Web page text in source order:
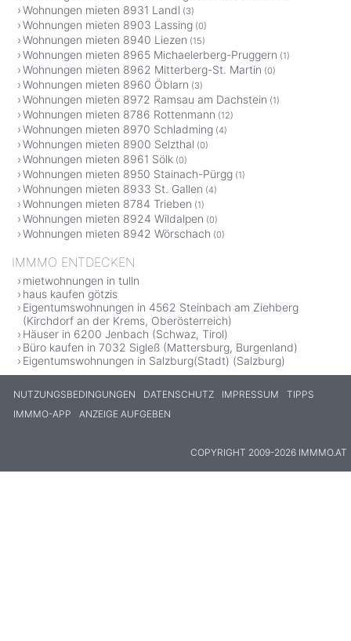
Wohnungen mieten 8931 Landl (3)
Wohnungen mieten 8903 Lassing (0)
Wohnungen mieten 8940 Liezen (15)
Wohnungen mieten 8965 Michaelerberg-Pruggern (1)
Wohnungen mieten 8962 Mitterberg-St. Martin (0)
Wohnungen mieten 8960 Öblarn (3)
Wohnungen mieten 8972 Ramsau am Dachstein (1)
Wohnungen mieten 8786 Rottenmann (12)
Wohnungen mieten 8970 Schladming (4)
Wohnungen mieten 8900 Selzthal (0)
Wohnungen mieten 8961 Sölk (0)
Wohnungen mieten 8950 Stainach-Pürgg (1)
Wohnungen mieten 8933 St. Gallen (4)
Wohnungen mieten 8784 Trieben (1)
Wohnungen mieten 8924 Wildalpen (0)
Wohnungen mieten 8942 Wörschach (0)
IMMMO ENTDECKEN
mietwohnungen in tulln
haus kaufen götzis
Eigentumswohnungen in 4562 Steinbach am Ziehberg
(Kirchdorf an der Krems, Oberösterreich)
Häuser in 6200 Jenbach (Schwaz, Tirol)
Büro kaufen in 7032 Sigleß (Mattersburg, Burgenland)
Eigentumswohnungen in Salzburg(Stadt) (Salzburg)
NUTZUNGSBEDINGUNGEN DATENSCHUTZ IMPRESSUM
TIPPS
IMMMO-APP
ANZEIGE AUFGEBEN
COPYRIGHT 2009-2026 IMMMO.AT